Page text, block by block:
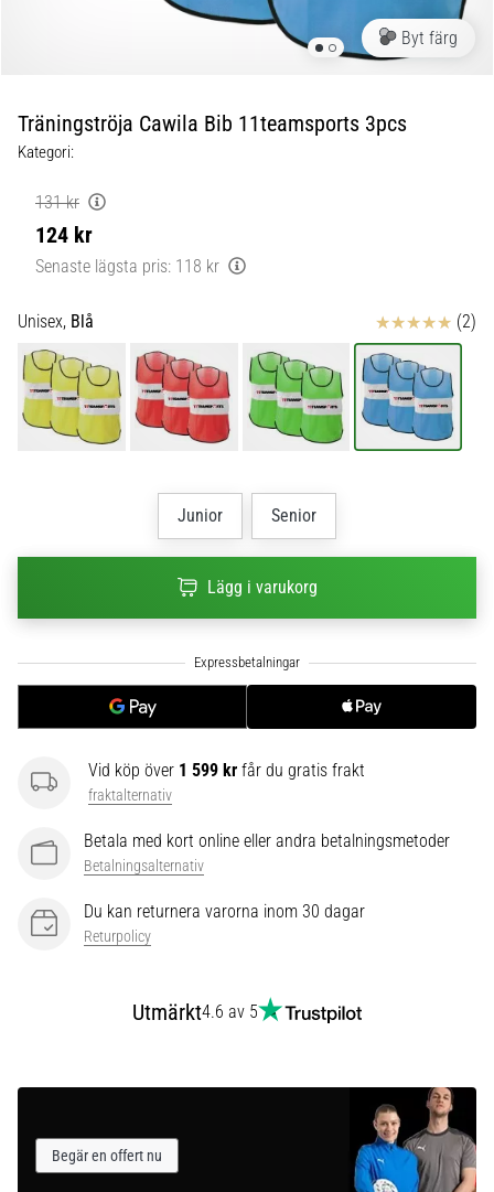
PUMA.
Var
del
varje
match,
och…
9. 6. 2025
•
3 min. läsning
Upptäck
Nike
fotbollsskorna
kontroll
och
varje
Perfekta
för
alla
Byt färg
Träningströja Cawila Bib 11teamsports 3pcs
Kategori:
131 kr
124 kr
Senaste lägsta pris: 118 kr
Unisex, Blå Recensioner (2)
Junior Senior
Lägg i varukorg
Vid köp över 1 599 kr får du gratis frakt
fraktalternativ
Betala med kort online eller andra betalningsmetoder
Betalningsalternativ
Du kan returnera varorna inom 30 dagar
Returpolicy
Utmärkt4.6 av 5
Begär en offert nu